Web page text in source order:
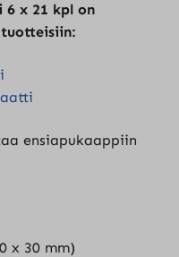
6 x 21 kpl on
ensiapukaappiin
x 30 mm)